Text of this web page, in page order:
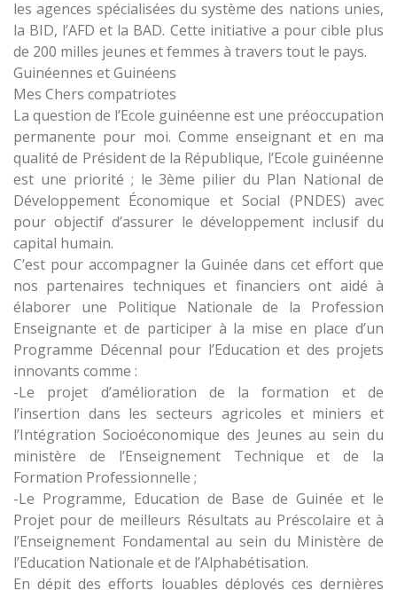
les agences spécialisées du système des nations unies,
la BID, l’AFD et la BAD. Cette initiative a pour cible plus
de 200 milles jeunes et femmes à travers tout le pays.
Guinéennes et Guinéens
Mes Chers compatriotes
La question de l’Ecole guinéenne est une préoccupation
permanente pour moi. Comme enseignant et en ma
qualité de Président de la République, l’Ecole guinéenne
est une priorité ; le 3ème pilier du Plan National de
Développement Économique et Social (PNDES) avec
pour objectif d’assurer le développement inclusif du
capital humain.
C’est pour accompagner la Guinée dans cet effort que
nos partenaires techniques et financiers ont aidé à
élaborer une Politique Nationale de la Profession
Enseignante et de participer à la mise en place d’un
Programme Décennal pour l’Education et des projets
innovants comme :
-Le projet d’amélioration de la formation et de
l’insertion dans les secteurs agricoles et miniers et
l’Intégration Socioéconomique des Jeunes au sein du
ministère de l’Enseignement Technique et de la
Formation Professionnelle ;
-Le Programme, Education de Base de Guinée et le
Projet pour de meilleurs Résultats au Préscolaire et à
l’Enseignement Fondamental au sein du Ministère de
l’Education Nationale et de l’Alphabétisation.
En dépit des efforts louables déployés ces dernières